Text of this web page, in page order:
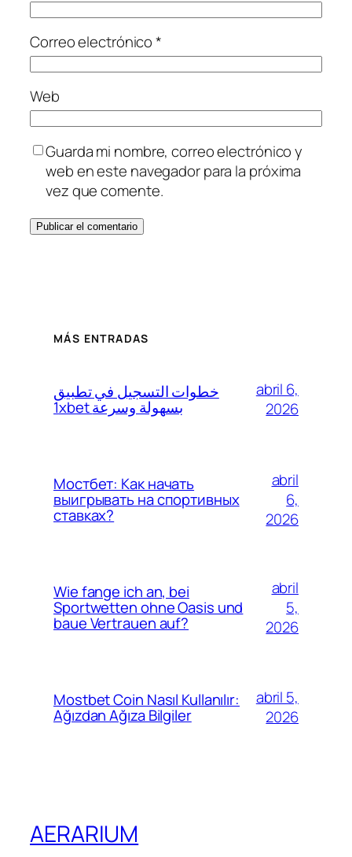
Correo electrónico*
Web
Guarda mi nombre, correo electrónico y
web en este navegador para la próxima
vez que comente.
MÁS ENTRADAS
خطوات التسجيل في تطبيق
1xbet بسهولة وسرعة
abril 6,
2026
Мостбет: Как начать
выигрывать на спортивных
ставках?
abril
6,
2026
Wie fange ich an, bei
Sportwetten ohne Oasis und
baue Vertrauen auf?
abril
5,
2026
Mostbet Coin Nasıl Kullanılır:
Ağızdan Ağıza Bilgiler
abril 5,
2026
AERARIUM